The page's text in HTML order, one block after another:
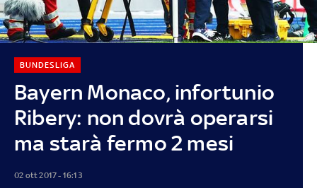
Bayern Monaco, infortunio
Ribery: non dovrà operarsi
ma starà fermo 2 mesi
BUNDESLIGA
02 ott 2017 - 16:13